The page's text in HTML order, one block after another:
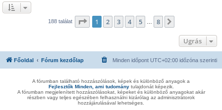
188 találat Oldal:1 8
1 2 3 4 5 8
Ugrás
Főoldal Fórum kezdőlap Minden időpont UTC+02:00 időzóna szerinti
A fórumban található hozzászólások, képek és különböző anyagok a
Fejlesztők Minden, ami tudománytulajdonát képezik.
A fórumban megjelenített hozzászólásokat, képeket és különböző anyagokat akár
részben vagy teljes egészében felhasználni kizárólag az adminisztrátorok
hozzájárulásával lehetséges.